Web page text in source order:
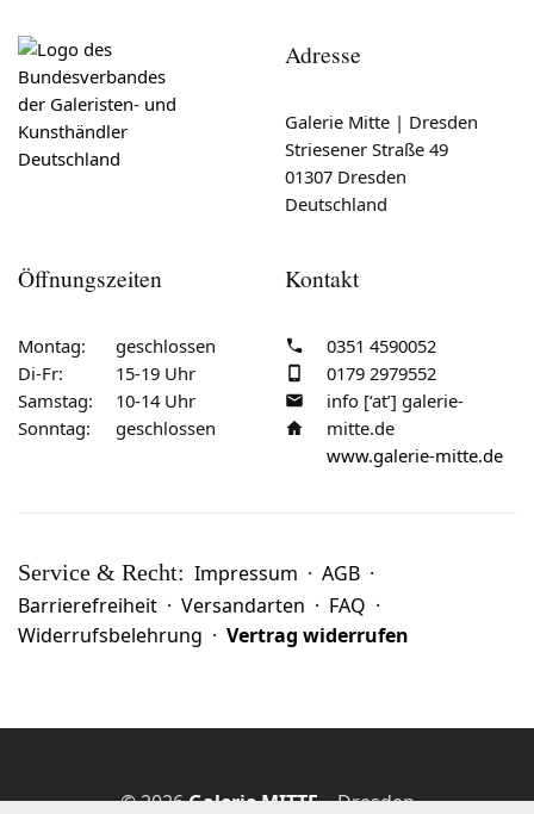
Adresse
Galerie Mitte | Dresden
Striesener Straße 49
01307 Dresden
Deutschland
Öffnungszeiten
Montag:
Di-Fr:
Samstag:
Sonntag:
geschlossen
15-19 Uhr
10-14 Uhr
geschlossen
Kontakt
0351 4590052
0179 2979552
info [‘at’] galerie-
mitte.de
www.galerie-mitte.de
Service & Recht: Impressum · AGB ·
Barrierefreiheit · Versandarten · FAQ ·
Widerrufsbelehrung · Vertrag widerrufen
© 2026Galerie MITTE– Dresden